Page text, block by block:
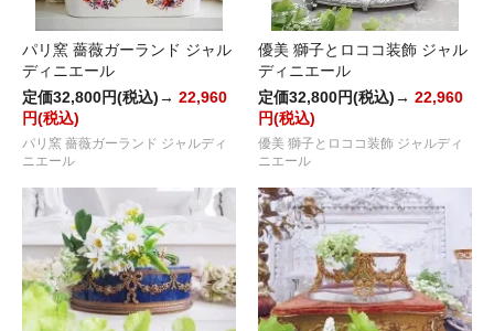
パリ窯 薔薇ガーランド ジャル
ディニエール
定価32,800円(税込)→ 22,960
円(税込)
パリ窯 薔薇ガーランド ジャルディ
ニエール
優美 獅子とロココ装飾 ジャル
ディニエール
定価32,800円(税込)→ 22,960
円(税込)
優美 獅子とロココ装飾 ジャルディ
ニエール